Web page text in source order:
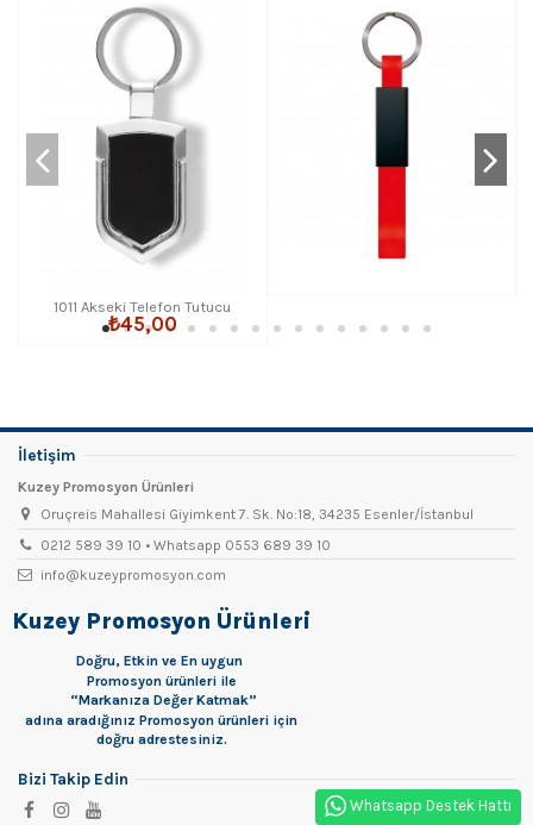
Whatsapp Destek Hattı
1011 Akseki Telefon Tutucu
Anahtarlık
₺45,00
İletişim
Kuzey Promosyon Ürünleri
Oruçreis Mahallesi Giyimkent 7. Sk. No:18, 34235 Esenler/İstanbul
0212 589 39 10 • Whatsapp 0553 689 39 10
info@kuzeypromosyon.com
Kuzey Promosyon Ürünleri
Doğru, Etkin ve En uygun
Promosyon ürünleri ile
“Markanıza Değer Katmak”
adına aradığınız Promosyon ürünleri için
doğru adrestesiniz.
Bizi Takip Edin